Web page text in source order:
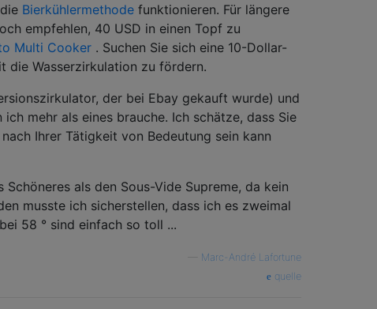
Bierkühlermethode funktionieren. Für längere
empfehlen, 40 USD in einen Topf zu
Multi Cooker . Suchen Sie sich eine 10-Dollar-
die Wasserzirkulation zu fördern.
der bei Ebay gekauft wurde) und
mehr als eines brauche. Ich schätze, dass Sie
Ihrer Tätigkeit von Bedeutung sein kann
als den Sous-Vide Supreme, da kein
musste ich sicherstellen, dass ich es zweimal
58 ° sind einfach so toll ...
Marc-André Lafortune
quelle